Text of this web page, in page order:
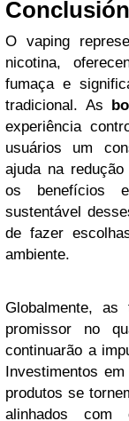
Conclusión
O vaping
nicotina,
fumaça e
tradicional. As
experiência
usuários um
ajuda na
os benefícios
sustentável
de fazer
ambiente.
Globalmente, as
promissor no
continuarão a
Investimentos
produtos se
alinhados com